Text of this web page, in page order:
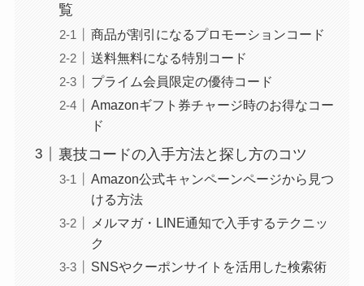
覧
商品が割引になるプロモーションコード
送料無料になる特別コード
プライム会員限定の優待コード
Amazonギフト券チャージ時のお得なコー
ド
裏技コードの入手方法と探し方のコツ
Amazon公式キャンペーンページから見つ
ける方法
メルマガ・LINE通知で入手するテクニッ
ク
SNSやクーポンサイトを活用した検索術